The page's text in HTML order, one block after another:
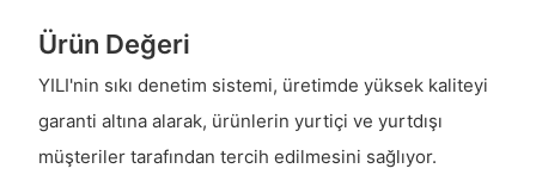
Ürün Değeri
YILI'nin sıkı denetim sistemi, üretimde yüksek kaliteyi
garanti altına alarak, ürünlerin yurtiçi ve yurtdışı
müşteriler tarafından tercih edilmesini sağlıyor.